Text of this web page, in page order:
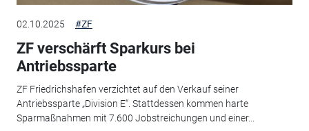
02.10.2025 #ZF
ZF verschärft Sparkurs bei
Antriebssparte
ZF Friedrichshafen verzichtet auf den Verkauf seiner
Antriebssparte „Division E“. Stattdessen kommen harte
Sparmaßnahmen mit 7.600 Jobstreichungen und einer...